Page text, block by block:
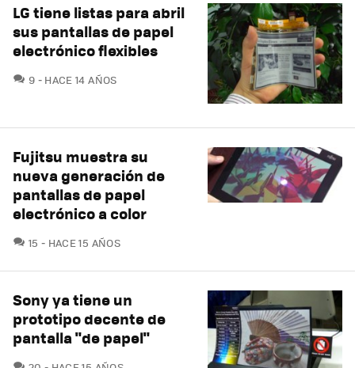
LG tiene listas para abril
sus pantallas de papel
electrónico flexibles
9 COMENTARIOS
HACE 14 AÑOS
Fujitsu muestra su
nueva generación de
pantallas de papel
electrónico a color
15 COMENTARIOS
HACE 15 AÑOS
Sony ya tiene un
prototipo decente de
pantalla "de papel"
COMENTARIOS